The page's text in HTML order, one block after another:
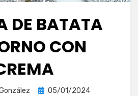
DE BATATA
CON
Publicada
05/01/2024